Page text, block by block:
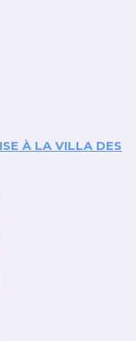
À LA VILLA DES